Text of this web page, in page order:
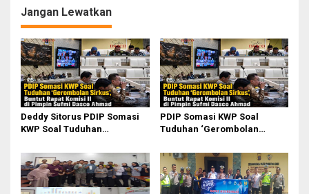
g
a
s
i
p
o
s
Jangan Lewatkan
Deddy Sitorus PDIP Somasi
KWP Soal Tuduhan
Rapat Komisi II Dipimpin
Sufmi Dasco Ahmad
PDIP Somasi KWP Soal
Tuduhan ‘Gerombolan
II Dipimpin Sufmi Dasco
Ahmad